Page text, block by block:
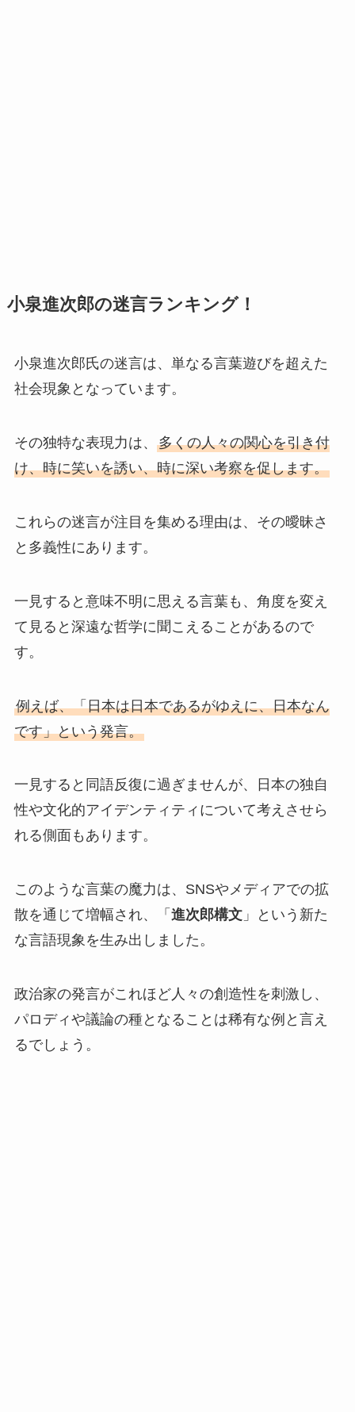
小泉進次郎の迷言ランキング！
小泉進次郎氏の迷言は、単なる言葉遊びを超えた
社会現象となっています。
その独特な表現力は、 多くの人々の関心を引き付
け、時に笑いを誘い、時に深い考察を促します。
これらの迷言が注目を集める理由は、その曖昧さ
と多義性にあります。
一見すると意味不明に思える言葉も、角度を変え
て見ると深遠な哲学に聞こえることがあるので
す。
例えば、「日本は日本であるがゆえに、日本なん
です」という発言。
一見すると同語反復に過ぎませんが、日本の独自
性や文化的アイデンティティについて考えさせら
れる側面もあります。
このような言葉の魔力は、SNSやメディアでの拡
散を通じて増幅され、「 進次郎構文」という新た
な言語現象を生み出しました。
政治家の発言がこれほど人々の創造性を刺激し、
パロディや議論の種となることは稀有な例と言え
るでしょう。